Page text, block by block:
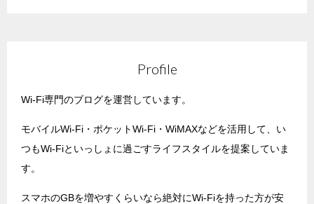
Profile
Wi-Fi専門のブログを運営しています。
モバイルWi-Fi・ポケットWi-Fi・WiMAXなどを活用して、い
つもWi-Fiといっしょに過ごすライフスタイルを提案していま
す。
スマホのGBを増やすくらいなら絶対にWi-Fiを持った方が安